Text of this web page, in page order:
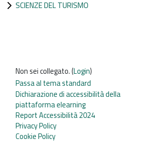
SCIENZE DEL TURISMO
Non sei collegato. (Login)
Passa al tema standard
Dichiarazione di accessibilità della
piattaforma elearning
Report Accessibilità 2024
Privacy Policy
Cookie Policy